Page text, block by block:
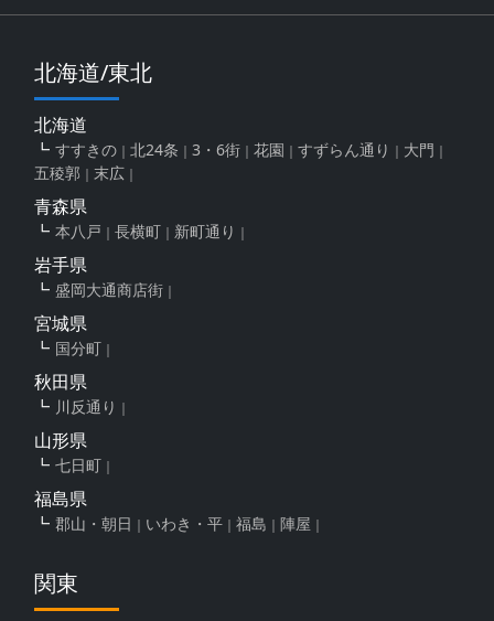
北海道/東北
北海道
すすきの 北24条 3・6街 花園 すずらん通り
大門
五稜郭
末広
青森県
本八戸 長横町 新町通り
岩手県
盛岡大通商店街
宮城県
国分町
秋田県
川反通り
山形県
七日町
福島県
郡山・朝日 いわき・平 福島 陣屋
関東